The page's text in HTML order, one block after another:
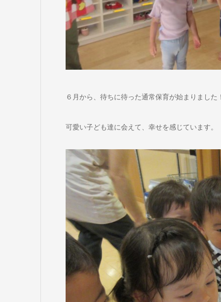
６月から、待ちに待った通常保育が始まりました
可愛い子ども達に会えて、幸せを感じています。